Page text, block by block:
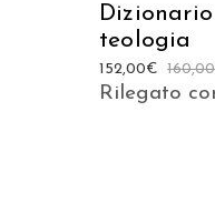
teologia
160,00
152,00€
Rilegato